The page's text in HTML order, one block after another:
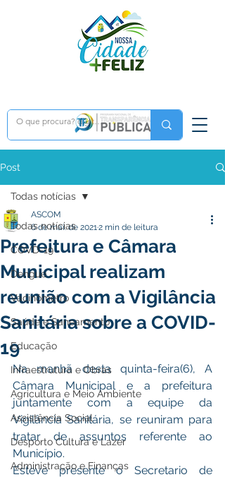
Post
Todas notícias
COVD-19
Dengue
Vacinômetro
Saúde e Saneamento
Educação
Infraestrutura e Obras
Agricultura e Meio Ambiente
Assistência Social
Desporto Cultura e Lazer
Administração e Finanças
Todas notícias
Prefeitura e Câmara
Municipal realizam
reunião com a Vigilância
Sanitária sobre a COVID-
19
ASCOM
6 de mai. de 20212 min de leitura
Na manhã desta quinta-feira(6), A
Câmara Municipal e a prefeitura
juntamente com a equipe da
Vigilância Sanitária, se reuniram para
tratar de assuntos referente ao
Município.
Esteve presente o Secretario de